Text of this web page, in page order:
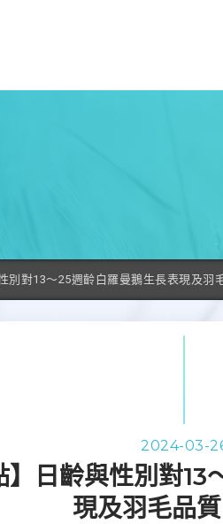
別對13～25週齡白羅曼鵝生長表現及羽
2024-03-
】日齡與性別對
現及羽毛品